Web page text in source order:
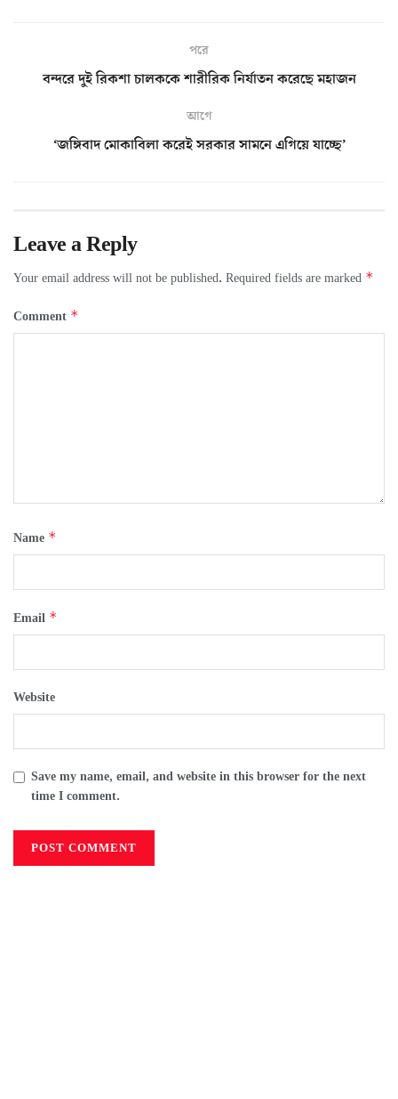
পরে
বন্দরে দুই রিকশা চালককে শারীরিক নির্যাতন করেছে মহাজন
আগে
‘জঙ্গিবাদ মোকাবিলা করেই সরকার সামনে এগিয়ে যাচ্ছে’
Leave a Reply
Your email address will not be published. Required fields are marked *
Comment *
Name *
Email *
Website
Save my name, email, and website in this browser for the next
time I comment.